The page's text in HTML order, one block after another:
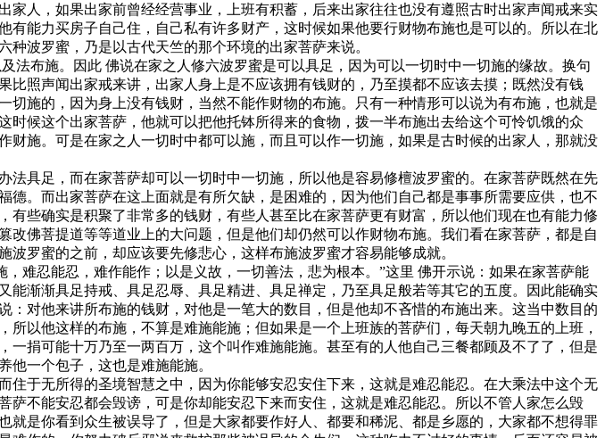
人，如果出家前曾经经营事业，上班有积蓄，后来出家往往也没有遵照古时出家声闻戒来实
能力买房子自己住，自己私有许多财产，这时候如果他要行财物布施也是可以的。所以在北
波罗蜜，乃是以古代天竺的那个环境的出家菩萨来说。
布施。因此 佛说在家之人修六波罗蜜是可以具足，因为可以一切时中一切施的缘故。换句
照声闻出家戒来讲，出家人身上是不应该拥有钱财的，乃至摸都不应该去摸；既然没有钱
施的，因为身上没有钱财，当然不能作财物的布施。只有一种情形可以说为有布施，也就是
候这个出家菩萨，他就可以把他托钵所得来的食物，拨一半布施出去给这个可怜饥饿的众
施。可是在家之人一切时中都可以施，而且可以作一切施，如果是古时候的出家人，那就没
足，而在家菩萨却可以一切时中一切施，所以他是容易修檀波罗蜜的。在家菩萨既然在先
。而出家菩萨在这上面就是有所欠缺，是困难的，因为他们自己都是事事所需要应供，也不
些确实是积聚了非常多的钱财，有些人甚至比在家菩萨更有财富，所以他们现在也有能力修
佛菩提道等等道业上的大问题，但是他们却仍然可以作财物布施。我们看在家菩萨，都是自
罗蜜的之前，却应该要先修悲心，这样布施波罗蜜才容易能够成就。
忍能忍，难作能作；以是义故，一切善法，悲为根本。”这里 佛开示说：如果在家菩萨能
渐渐具足持戒、具足忍辱、具足精进、具足禅定，乃至具足般若等其它的五度。因此能确实
对他来讲所布施的钱财，对他是一笔大的数目，但是他却不吝惜的布施出来。这当中数目的
以他这样的布施，不算是难施能施；但如果是一个上班族的菩萨们，每天朝九晚五的上班，
捐可能十万乃至一两百万，这个叫作难施能施。甚至有的人他自己三餐都顾及不了了，但是
一个包子，这也是难施能施。
无所得的圣境智慧之中，因为你能够安忍安住下来，这就是难忍能忍。在大乘法中这个无
不能安忍都会毁谤，可是你却能安忍下来而安住，这就是难忍能忍。所以不管人家怎么毁
是你看到众生被误导了，但是大家都要作好人、都要和稀泥、都是乡愿的，大家都不想得罪